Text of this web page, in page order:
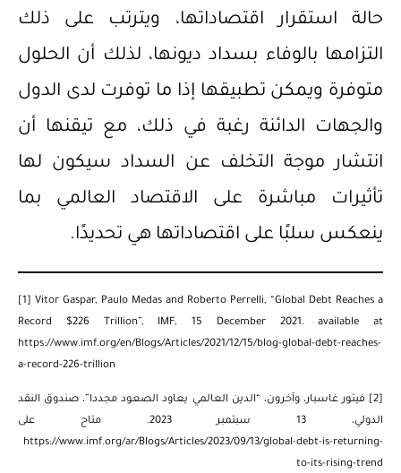
حالة استقرار اقتصاداتها، ويترتب على ذلك
التزامها بالوفاء بسداد ديونها، لذلك أن الحلول
متوفرة ويمكن تطبيقها إذا ما توفرت لدى الدول
والجهات الدائنة رغبة في ذلك، مع تيقنها أن
انتشار موجة التخلف عن السداد سيكون لها
تأثيرات مباشرة على الاقتصاد العالمي بما
ينعكس سلبًا على اقتصاداتها هي تحديدًا.
[1] Vitor Gaspar, Paulo Medas and Roberto Perrelli, “Global Debt Reaches a
Record $226 Trillion”, IMF, 15 December 2021. available at
https://www.imf.org/en/Blogs/Articles/2021/12/15/blog-global-debt-reaches-
a-record-226-trillion
[2]
فيتور غاسبار، وآخرون، “الدين العالمي يعاود الصعود مجددا”، صندوق النقد
الدولي، 13 سبتمبر 2023. متاح على
https://www.imf.org/ar/Blogs/Articles/2023/09/13/global-debt-is-returning-
to-its-rising-trend